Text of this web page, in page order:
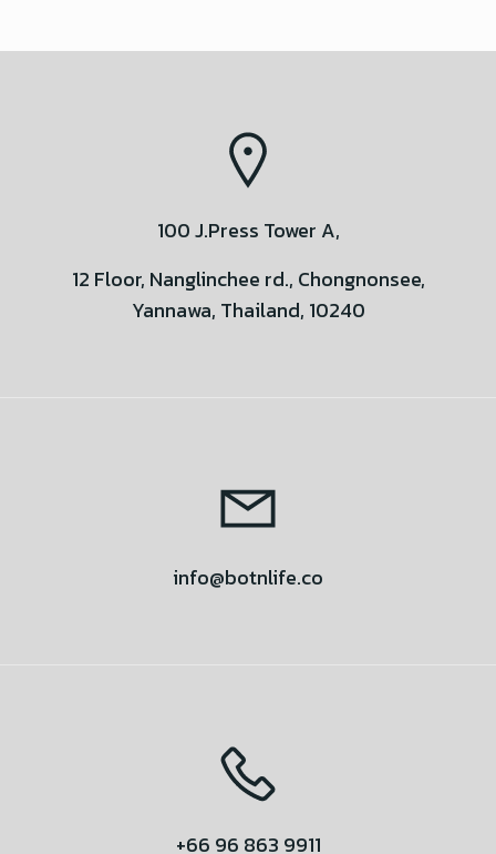
100 J.Press Tower A,
12 Floor, Nanglinchee rd., Chongnonsee,
Yannawa, Thailand, 10240
info@botnlife.co
+66 96 863 9911